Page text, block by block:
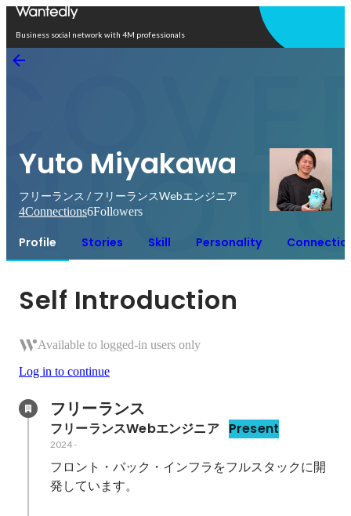
Business social network with 4M professionals
Yuto Miyakawa
フリーランス / フリーランスWebエンジニア
4Connections6Followers
Profile Stories Skill Personality
Self Introduction
Available to logged-in users only
Log in to continue
フリーランス
フリーランスWebエンジニア Present
2024-
フロント・バック・インフラをフルスタックに開
発しています。